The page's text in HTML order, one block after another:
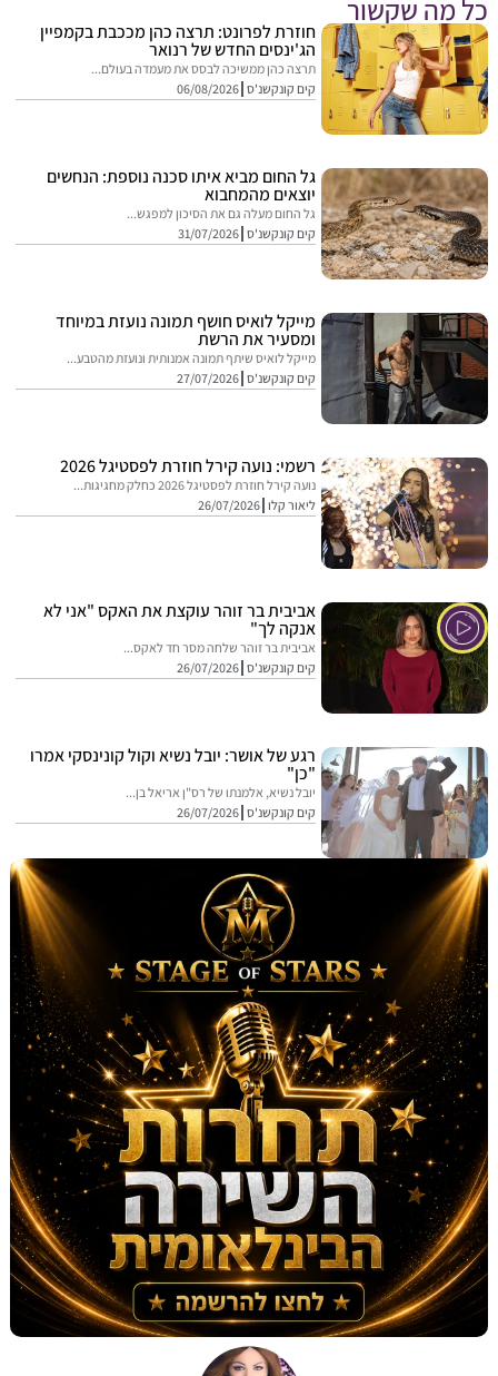
שקשור
חוזרת לפרונט: תרצה כהן מככבת בקמפיין
הג'ינסים החדש של רנואר
תרצה כהן ממשיכה לבסס את מעמדה בעולם...
קים קונקשנ'ס 06/08/2026
גל החום מביא איתו סכנה נוספת: הנחשים
יוצאים מהמחבוא
גל החום מעלה גם את הסיכון למפגש...
קים קונקשנ'ס 31/07/2026
מייקל לואיס חושף תמונה נועזת במיוחד
ומסעיר את הרשת
מייקל לואיס שיתף תמונה אמנותית ונועזת מהטבע...
קים קונקשנ'ס 27/07/2026
רשמי: נועה קירל חוזרת לפסטיגל 2026
נועה קירל חוזרת לפסטיגל 2026 כחלק מחגיגות...
ליאור קלו 26/07/2026
אביבית בר זוהר עוקצת את האקס "אני לא
אנקה לך"
אביבית בר זוהר שלחה מסר חד לאקס...
קים קונקשנ'ס 26/07/2026
רגע של אושר: יובל נשיא וקול קונינסקי אמרו
"כן"
יובל נשיא, אלמנתו של רס"ן אריאל בן...
קים קונקשנ'ס 26/07/2026